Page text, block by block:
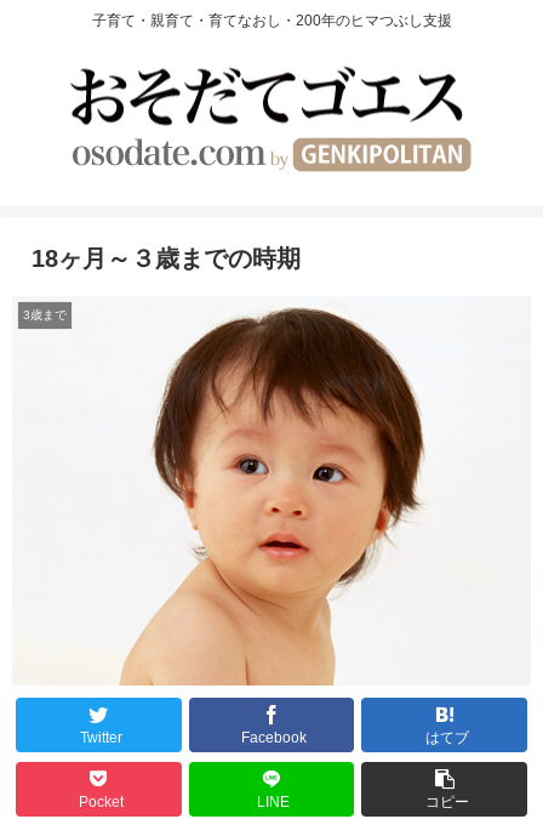
子育て・親育て・育てなおし・200年のヒマつぶし支援
18ヶ月～３歳までの時期
3歳まで
Twitter Facebook はてブ
Pocket LINE コピー